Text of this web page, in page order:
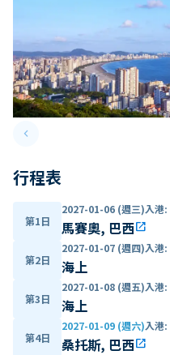
keyboard_arrow_leftPrevious slide
行程表
第1日
2027-01-06 (週三)入港:
馬賽奧, 巴西open_in_new
第2日
2027-01-07 (週四)入港:
海上
第3日
2027-01-08 (週五)入港:
海上
第4日
2027-01-09 (週六)入港:
桑托斯, 巴西open_in_new